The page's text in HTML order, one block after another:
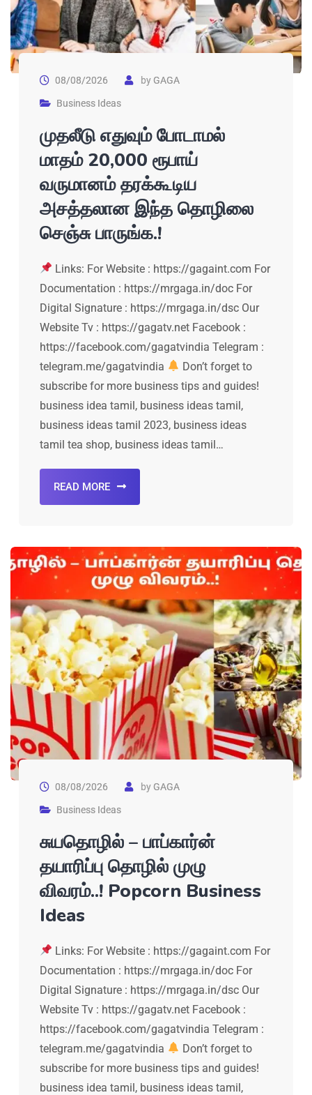
08/08/2026 byGAGA
Business Ideas
முதலீடு எதுவும் போடாமல்
மாதம் 20,000 ரூபாய்
வருமானம் தரக்கூடிய
அசத்தலான இந்த தொழிலை
செஞ்சு பாருங்க.!
Links: For Website : https://gagaint.com For
Documentation : https://mrgaga.in/doc For
Digital Signature : https://mrgaga.in/dsc Our
Website Tv : https://gagatv.net Facebook :
https://facebook.com/gagatvindia Telegram :
telegram.me/gagatvindia
Don’t forget to
subscribe for more business tips and guides!
business idea tamil, business ideas tamil,
business ideas tamil 2023, business ideas
tamil tea shop, business ideas tamil…
READ MORE
08/08/2026 byGAGA
Business Ideas
சுயதொழில் – பாப்கார்ன்
தயாரிப்பு தொழில் முழு
விவரம்..! Popcorn Business
Ideas
Links: For Website : https://gagaint.com For
Documentation : https://mrgaga.in/doc For
Digital Signature : https://mrgaga.in/dsc Our
Website Tv : https://gagatv.net Facebook :
https://facebook.com/gagatvindia Telegram :
telegram.me/gagatvindia
Don’t forget to
subscribe for more business tips and guides!
business idea tamil, business ideas tamil,